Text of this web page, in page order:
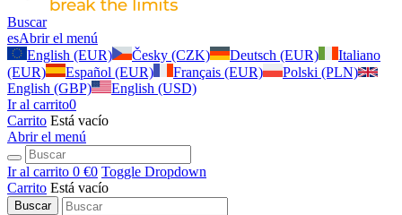
Buscar
esAbrir el menú
English (EUR)
Česky (CZK) Deutsch (EUR)
Italiano
(EUR)
Español (EUR) Français (EUR)
Polski (PLN)
English (GBP)
English (USD)
Ir al carrito0
Carrito Está vacío
Abrir el menú
Ir al carrito 0 €0 Toggle Dropdown
Carrito Está vacío
Buscar